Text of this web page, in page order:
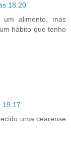
18:20
alimento, mas
hábito que tenho
19:17
uma cearense